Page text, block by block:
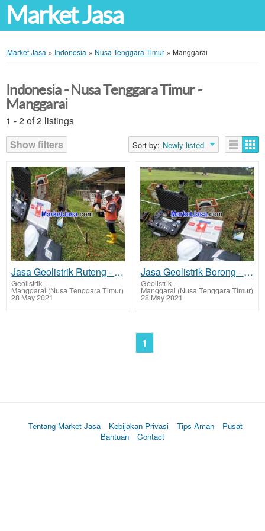
Market Jasa
Market Jasa » Indonesia » Nusa Tenggara Timur » Manggarai
Indonesia - Nusa Tenggara Timur -
Manggarai
1 - 2 of 2 listings
Show filters
Sort by: Newly listed
Listings
Jasa Geolistrik Ruteng - Manggarai Mencari Sumber Mata Air Bawah Tanah Tarif Biaya Per Titik Murah
Geolistrik-
Manggarai (Nusa Tenggara Timur)
28 May 2021
Jasa Geolistrik Borong - Manggarai Timur Mencari Sumber Lapisan Air Bawah Tanah Tarif Biaya Per Titi
Geolistrik-
Manggarai (Nusa Tenggara Timur)
28 May 2021
1
Tentang Market Jasa Kebijakan Privasi Tips Aman
Pusat
Bantuan
Contact